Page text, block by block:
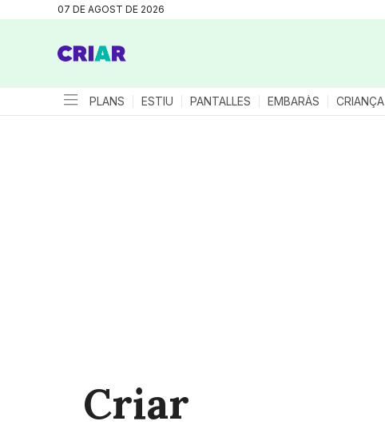
07 DE AGOST DE 2026
PLANS ESTIU PANTALLES EMBARÀS CRIANÇA
Criar